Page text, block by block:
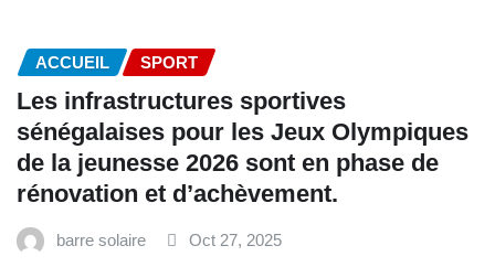
ACCUEIL SPORT
Les infrastructures sportives
sénégalaises pour les Jeux Olympiques
de la jeunesse 2026 sont en phase de
rénovation et d’achèvement.
barre solaire Oct 27, 2025